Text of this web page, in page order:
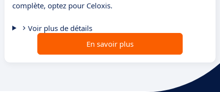
complète, optez pour Celoxis.
Voir plus de détails
En savoir plus